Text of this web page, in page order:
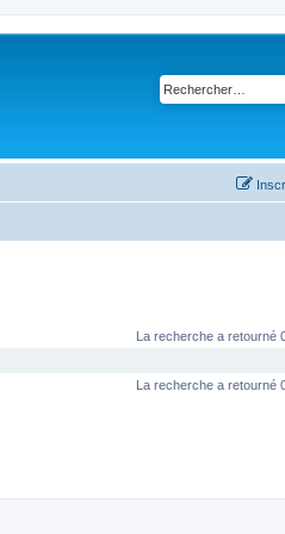
La recherche a retourné
La recherche a retourné